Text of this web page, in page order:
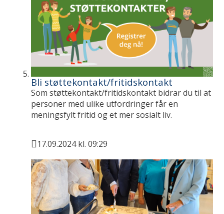
Bli støttekontakt/fritidskontakt
Som støttekontakt/fritidskontakt bidrar du til at
personer med ulike utfordringer får en
meningsfylt fritid og et mer sosialt liv.
Publisert
17.09.2024 kl. 09:29